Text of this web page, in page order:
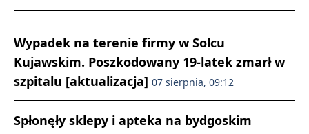
Wypadek na terenie firmy w Solcu
Kujawskim. Poszkodowany 19-latek zmarł w
szpitalu [aktualizacja] 07 sierpnia, 09:12
Spłonęły sklepy i apteka na bydgoskim